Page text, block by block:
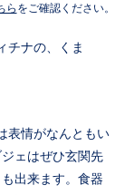
ら をご確認ください。
チナの、くま
表情がなんともい
ェはぜひ玄関先
出来ます。食器